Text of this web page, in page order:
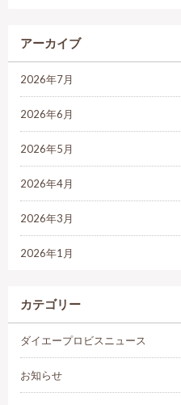
アーカイブ
2026年7月
2026年6月
2026年5月
2026年4月
2026年3月
2026年1月
カテゴリー
ダイエープロビスニュース
お知らせ